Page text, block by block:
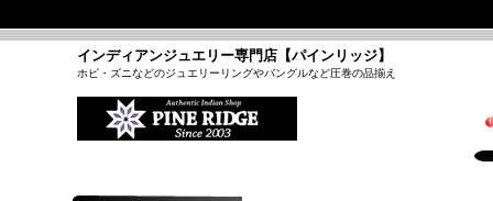
インディアンジュエリー専門店【パインリッジ】
ホピ・ズニなどのジュエリーリングやバングルなど圧巻の品揃え